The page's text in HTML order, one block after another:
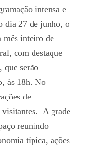
intensa e
dia 27 de junho, o
mês inteiro de
com destaque
que serão
às 18h. No
de
visitantes. A grade
reunindo
típica, ações